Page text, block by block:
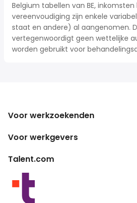
Belgium tabellen van BE,
vereenvoudiging zijn enkele
staat en andere) al aangenomen.
vertegenwoordigt geen wettelijke
worden gebruikt voor
Voor werkzoekenden
Jobs zoeken
Salarisomzetter
Voor werkgevers
Onderneming
Publisher programma's
Talent.com
Meer landen
Servicevoorwaarden